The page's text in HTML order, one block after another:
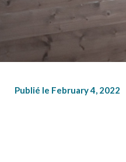
Publié le February 4, 2022